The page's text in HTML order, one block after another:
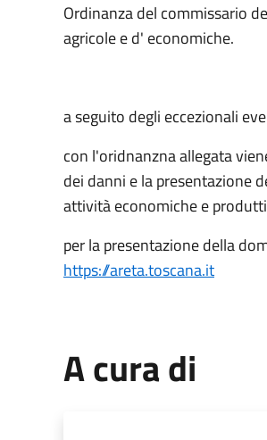
Ordinanza del commissario
agricole e d' economiche.
a seguito degli eccezionali
con l'oridnanzna allegata
dei danni e la presentazione
attività economiche e
per la presentazione della
https://areta.toscana.it
A cura di